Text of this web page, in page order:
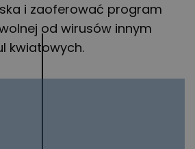
i zaoferować program
od wirusów innym
kwiatowych.